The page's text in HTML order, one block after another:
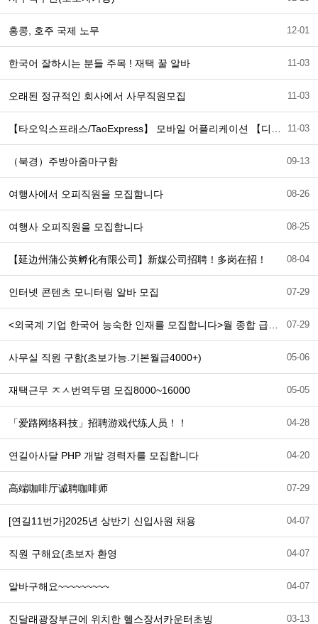
홍콩, 호주 국제 노무 12-01
한국어 잘하시는 분들 주목 ! 재택 꿀 알바 11-03
오래된 정규적인 회사에서 사무직원모집 11-03
11-03
（북경）주방아줌마구함 09-13
여행사에서 오피직원을 모집함니다 08-26
여행사 오피직원을 모집함니다 08-25
【延边州蒲公英孵化有限公司】新媒公司招聘！多岗在招！ 08-04
인터넷 콘텐츠 모니터링 알바 모집 07-29
07-29
사무실 직원 구함(초보가능.기본월급4000+) 05-06
재택근무 ㅈㅅ번역두명 모집8000~16000 05-05
「爱路网络科技」招聘游戏代练人员！！ 04-28
연길아사달 PHP 개발 경력자를 모집합니다 04-20
高端咖啡厅诚聘咖啡师 07-29
[연길11번가]2025년 상반기 신입사원 채용 04-07
직원 구해요(초보자 환영 04-07
알바구해요~~~~~~~~~ 04-07
진달래광장부근에 위치한 헬스장서카운터초빙 03-13